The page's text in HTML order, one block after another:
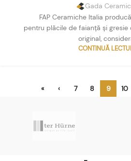
Gada Ceramic
FAP Ceramiche Italia
pentru plăcile de faianță și gresie
original,
CONTINUĂ
« ‹ 7 8 9 10